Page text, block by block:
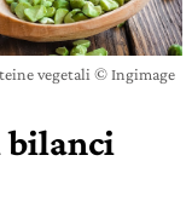
vegetali © Ingimage
bilanci